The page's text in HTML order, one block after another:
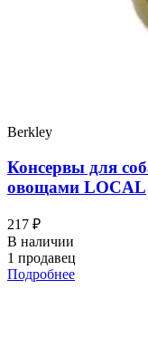
Berkley
Консервы для
овощами LOCAL
217 ₽
В наличии
1 продавец
Подробнее